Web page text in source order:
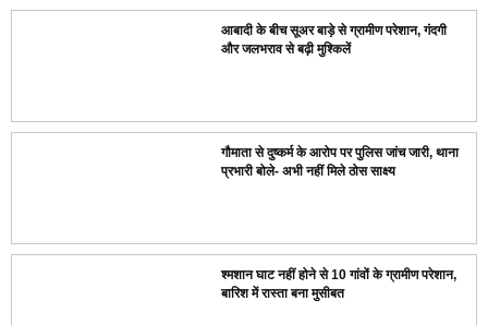
आबादी के बीच सूअर बाड़े से ग्रामीण परेशान, गंदगी
और जलभराव से बढ़ी मुश्किलें
गौमाता से दुष्कर्म के आरोप पर पुलिस जांच जारी, थाना
प्रभारी बोले- अभी नहीं मिले ठोस साक्ष्य
श्मशान घाट नहीं होने से 10 गांवों के ग्रामीण परेशान,
बारिश में रास्ता बना मुसीबत